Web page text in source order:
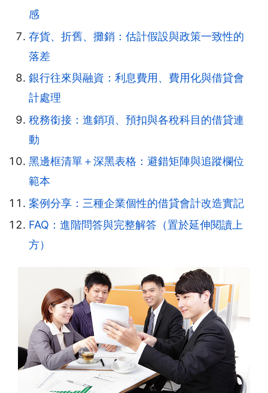
感
存貨、折舊、攤銷：估計假設與政策一致性的
落差
銀行往來與融資：利息費用、費用化與借貸會
計處理
稅務銜接：進銷項、預扣與各稅科目的借貸連
動
黑邊框清單＋深黑表格：避錯矩陣與追蹤欄位
範本
案例分享：三種企業個性的借貸會計改造實記
FAQ：進階問答與完整解答（置於延伸閱讀上
方）